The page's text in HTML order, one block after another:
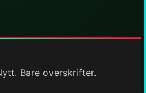
Bare overskrifter.